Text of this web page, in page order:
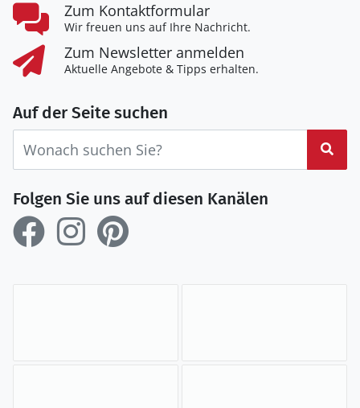
Zum Kontaktformular
Wir freuen uns auf Ihre Nachricht.
Zum Newsletter anmelden
Aktuelle Angebote & Tipps erhalten.
Auf der Seite suchen
Folgen Sie uns auf diesen Kanälen